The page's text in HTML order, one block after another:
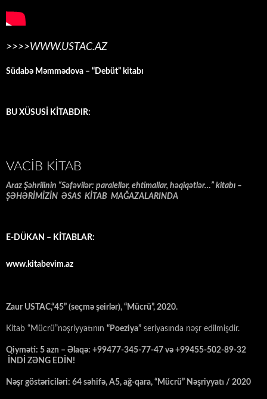
>>>>WWW.USTAC.AZ
Südabə Məmmədova – “Debüt” kitabı
BU XÜSUSİ KİTABDIR:
VACIB KITAB
Araz Şəhrilinin “Səfəvilər: paralellər, ehtimallar, həqiqətlər…” kitabı –
ŞƏHƏRİMİZİN ƏSAS KİTAB MAĞAZALARINDA
E-DÜKAN – KİTABLAR:
www.kitabevim.az
Zaur USTAC,“45” (seçmə şeirlər), “Mücrü”, 2020.
Kitab “Mücrü”nəşriyyatının “Poeziya” seriyasında nəşr edilmişdir.
Qiyməti: 5 azn – Əlaqə: +99477-345-77-47 və +99455-502-89-32
İNDİ ZƏNG EDİN!
Nəşr göstəriciləri: 64 səhifə, A5, ağ-qara, “Mücrü” Nəşriyyatı / 2020